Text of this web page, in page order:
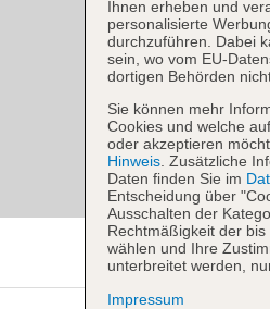
Ihnen erheben und
personalisierte
durchzuführen. Dabei
sein, wo vom EU-
dortigen Behörden
Sie können mehr
Cookies und welche
oder akzeptieren
Hinweis . Zusätzliche
Daten finden Sie im
Entscheidung über
Ausschalten der
Rechtmäßigkeit der bis
wählen und Ihre
unterbreitet werden,
Impressum